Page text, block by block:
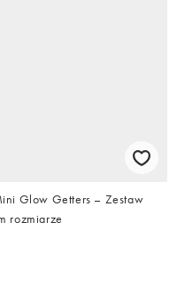
Glow Getters – Zestaw
rozmiarze